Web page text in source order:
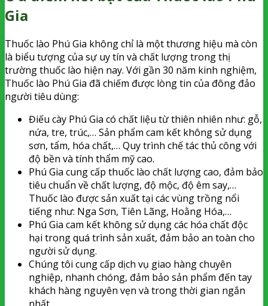
Gia
Thuốc lào Phú Gia không chỉ là một thương hiệu mà còn
là biểu tượng của sự uy tín và chất lượng trong thị
trường thuốc lào hiện nay. Với gần 30 năm kinh nghiệm,
Thuốc lào Phú Gia đã chiếm được lòng tin của đông đảo
người tiêu dùng:
Điếu cày Phú Gia có chất liệu từ thiên nhiên như: gỗ,
nứa, tre, trúc,… Sản phẩm cam kết không sử dụng
sơn, tẩm, hóa chất,… Quy trình chế tác thủ công với
độ bền và tính thẩm mỹ cao.
Phú Gia cung cấp thuốc lào chất lượng cao, đảm bảo
tiêu chuẩn về chất lượng, độ mộc, độ êm say,…
Thuốc lào được sản xuất tại các vùng trồng nổi
tiếng như: Nga Sơn, Tiên Lãng, Hoằng Hóa,…
Phú Gia cam kết không sử dụng các hóa chất độc
hại trong quá trình sản xuất, đảm bảo an toàn cho
người sử dụng.
Chúng tôi cung cấp dịch vụ giao hàng chuyên
nghiệp, nhanh chóng, đảm bảo sản phẩm đến tay
khách hàng nguyên vẹn và trong thời gian ngắn